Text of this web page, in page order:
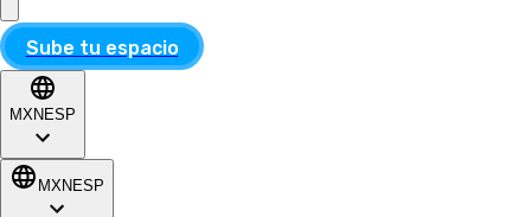
Sube tu espacio
MXN ESP
MXN ESP